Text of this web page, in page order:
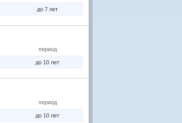
до 7 лет
период
до 10 лет
период
до 10 лет